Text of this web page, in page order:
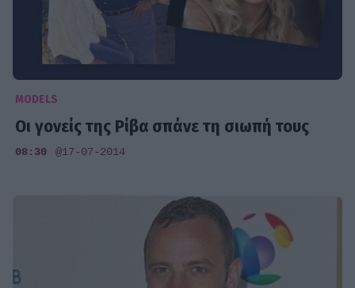
MODELS
Οι γονείς της Ρίβα σπάνε τη σιωπή τους
08:30 @17-07-2014